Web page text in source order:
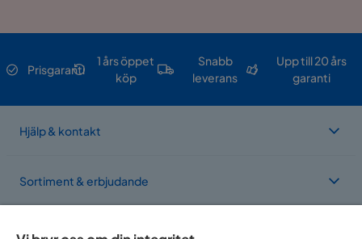
Prisgaranti
1 års öppet
köp
Snabb
leverans
Upp till 20 års
garanti
Hjälp & kontakt
Sortiment & erbjudande
Om Trademax